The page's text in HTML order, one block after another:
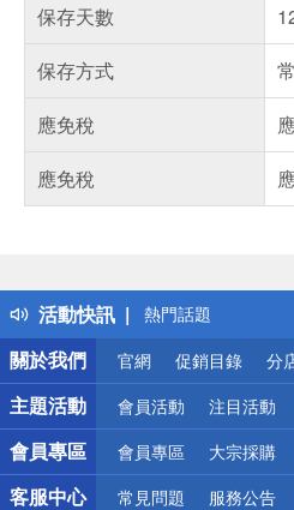
保存天數
保存方式
應免稅
應免稅
活動快訊
得獎公告
熱門話題
銀行優惠
偏遠地區配送
詐騙網頁！請小心！
關於我們
官網 促銷目錄 分
主題活動 會員活動 注目活動
會員專區 會員專區 大宗採購
客服中心 常見問題 服務公告